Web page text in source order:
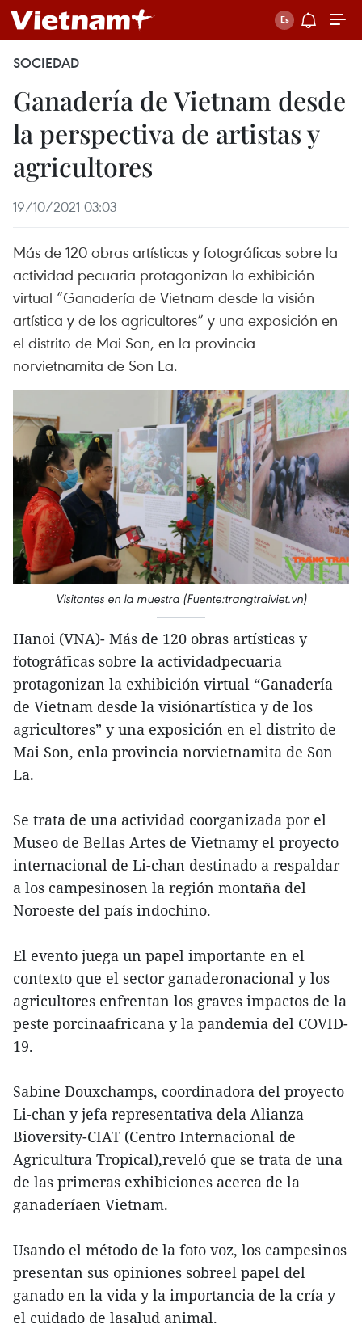
SOCIEDAD
Ganadería de Vietnam desde
la perspectiva de artistas y
agricultores
19/10/2021 03:03
Más de 120 obras artísticas y fotográficas sobre la
actividad pecuaria protagonizan la exhibición
virtual “Ganadería de Vietnam desde la visión
artística y de los agricultores” y una exposición en
el distrito de Mai Son, en la provincia
norvietnamita de Son La.
Visitantes en la muestra (Fuente:trangtraiviet.vn)
Hanoi (VNA)- Más de 120 obras artísticas y
fotográficas sobre la actividadpecuaria
protagonizan la exhibición virtual “Ganadería
de Vietnam desde la visiónartística y de los
agricultores” y una exposición en el distrito de
Mai Son, enla provincia norvietnamita de Son
La.
Se trata de una actividad coorganizada por el
Museo de Bellas Artes de Vietnamy el proyecto
internacional de Li-chan destinado a respaldar
a los campesinosen la región montaña del
Noroeste del país indochino.
El evento juega un papel importante en el
contexto que el sector ganaderonacional y los
agricultores enfrentan los graves impactos de la
peste porcinaafricana y la pandemia del COVID-
19.
Sabine Douxchamps, coordinadora del proyecto
Li-chan y jefa representativa dela Alianza
Bioversity-CIAT (Centro Internacional de
Agricultura Tropical),reveló que se trata de una
de las primeras exhibiciones acerca de la
ganaderíaen Vietnam.
Usando el método de la foto voz, los campesinos
presentan sus opiniones sobreel papel del
ganado en la vida y la importancia de la cría y
el cuidado de lasalud animal.